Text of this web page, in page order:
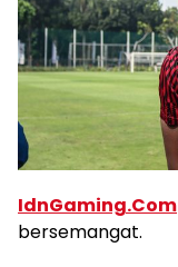
IdnGaming.Com
bersemangat.